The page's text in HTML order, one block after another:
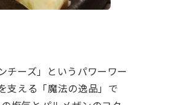
チーズ」というパワーワー
支える「魔法の逸品」で